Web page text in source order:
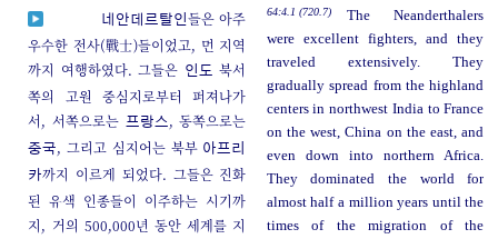
네안데르탈인들은 아주
우수한 전사(戰士)들이었고, 먼 지역
까지 여행하였다. 그들은 인도 북서
쪽의 고원 중심지로부터 퍼져나가
서, 서쪽으로는 프랑스, 동쪽으로는
중국, 그리고 심지어는 북부 아프리
카까지 이르게 되었다. 그들은 진화
된 유색 인종들이 이주하는 시기까
지, 거의 500,000년 동안 세계를 지
64:4.1 (720.7)
The Neanderthalers
were excellent fighters, and they
traveled extensively. They
gradually spread from the highland
centers in northwest India to France
on the west, China on the east, and
even down into northern Africa.
They dominated the world for
almost half a million years until the
times of the migration of the